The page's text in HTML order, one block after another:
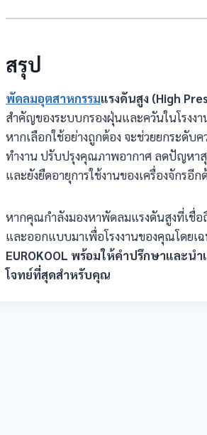
สรุป
พัดลมอุตสาหกรรมแรงดันสูง (High
สำคัญของระบบกรองฝุ่นและควันในโรงง
หากเลือกใช้อย่างถูกต้อง จะช่วยยกระดับ
ทำงาน ปรับปรุงคุณภาพอากาศ ลดปัญหา
และยังยืดอายุการใช้งานของเครื่องจักรอีก
หากคุณกำลังมองหาพัดลมแรงดันสูงที่เชื่อ
และออกแบบมาเพื่อโรงงานของคุณโดยเ
EUROKOOL พร้อมให้คำปรึกษาและน
โจทย์ที่สุดสำหรับคุณ